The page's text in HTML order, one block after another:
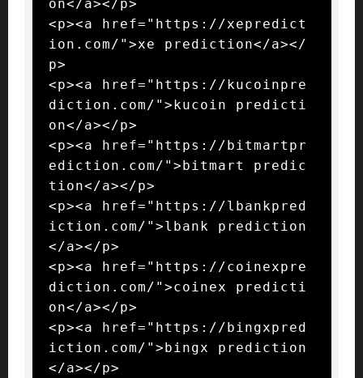
on</a></p>
<p><a href="https://xepredict
ion.com/">xe prediction</a></
p>
<p><a href="https://kucoinpre
diction.com/">kucoin predicti
on</a></p>
<p><a href="https://bitmartpr
ediction.com/">bitmart predic
tion</a></p>
<p><a href="https://lbankpred
iction.com/">lbank prediction
</a></p>
<p><a href="https://coinexpre
diction.com/">coinex predicti
on</a></p>
<p><a href="https://bingxpred
iction.com/">bingx prediction
</a></p>